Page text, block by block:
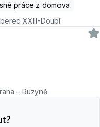
práce z domova
XXIII-Doubí
– Ruzyně